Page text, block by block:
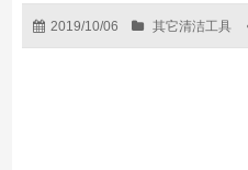
2019/10/06 其它清洁工具